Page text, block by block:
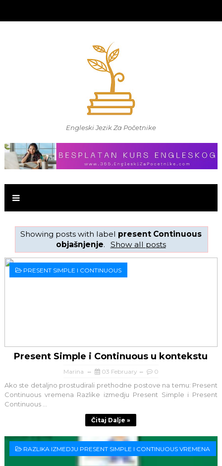
Engleski Jezik Za Početnike
Showing posts with label present Continuous
objašnjenje. Show all posts
PRESENT SIMPLE I CONTINUOUS
Present Simple i Continuous u kontekstu
Marina 03 February 0
Ako ste detaljno prostudirali prethodne postove na temu: Present
Continuous vremena Razlike izmedju Present Simple i Present
Continuous ...
Čitaj Dalje »
RAZLIKA IZMEDJU PRESENT SIMPLE I CONTINUOUS VREMENA